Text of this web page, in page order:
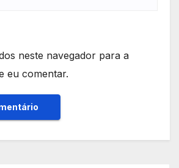
neste navegador para a
eu comentar.